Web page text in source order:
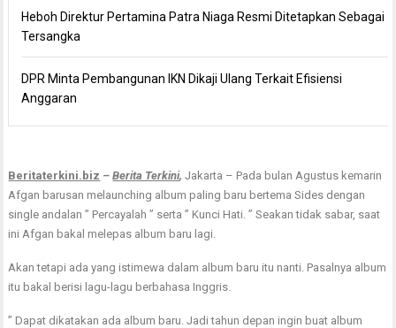
Heboh Direktur Pertamina Patra Niaga Resmi Ditetapkan Sebagai
Tersangka
DPR Minta Pembangunan IKN Dikaji Ulang Terkait Efisiensi
Anggaran
Beritaterkini.biz –Berita Terkini, Jakarta – Pada bulan Agustus kemarin
Afgan barusan melaunching album paling baru bertema Sides dengan
single andalan ” Percayalah ” serta ” Kunci Hati. ” Seakan tidak sabar, saat
ini Afgan bakal melepas album baru lagi.
Akan tetapi ada yang istimewa dalam album baru itu nanti. Pasalnya album
itu bakal berisi lagu-lagu berbahasa Inggris.
” Dapat dikatakan ada album baru. Jadi tahun depan ingin buat album